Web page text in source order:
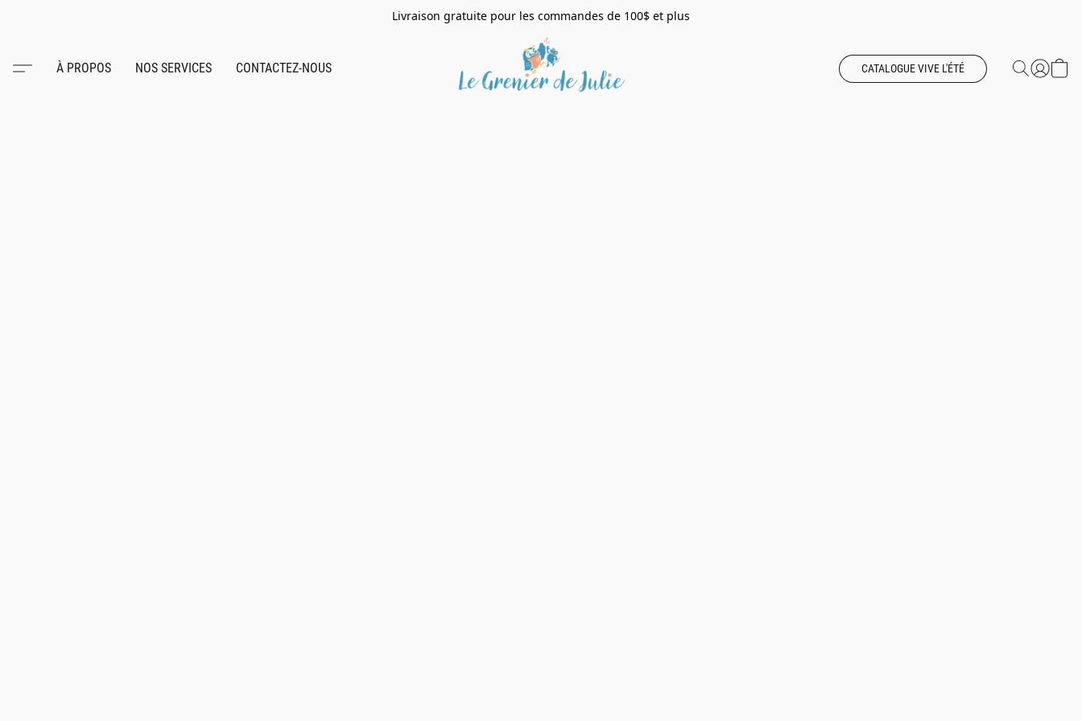
Livraison gratuite pour les commandes de 100$ et plus
À PROPOS NOS SERVICES CONTACTEZ-NOUS CATALOGUE VIVE L'ÉTÉ